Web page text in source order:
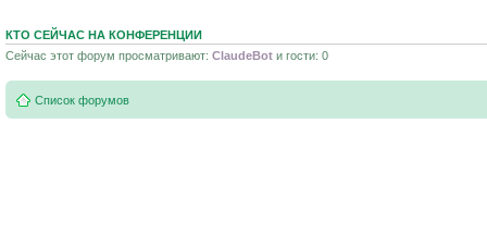
КТО СЕЙЧАС НА КОНФЕРЕНЦИИ
Сейчас этот форум просматривают: ClaudeBot и гости: 0
Список форумов